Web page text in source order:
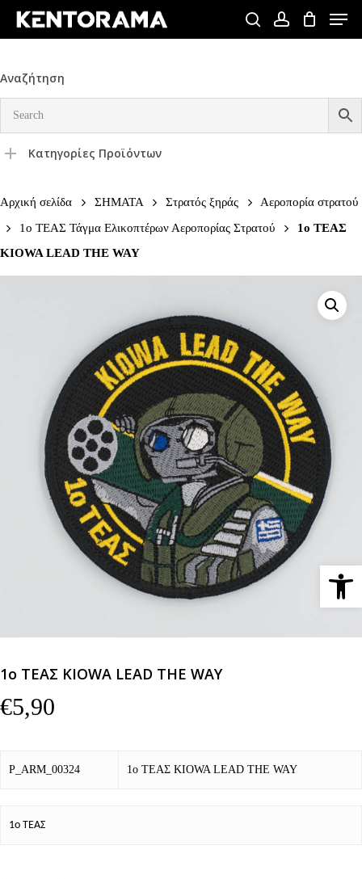
Skip
content
searchaccount
Menu
Αναζήτηση
Κατηγορίες Προϊόντων
Αρχική σελίδα ΣΗΜΑΤΑ Στρατός ξηράς
Αεροπορία στρατού
1ο ΤΕΑΣ Τάγμα Ελικοπτέρων Αεροπορίας Στρατού
1ο ΤΕΑΣ
KIOWA LEAD THE WAY
1ο ΤΕΑΣ KIOWA LEAD THE WAY
€5,90
P_ARM_00324 1ο ΤΕΑΣ KIOWA LEAD THE WAY
1o ΤΕΑΣ